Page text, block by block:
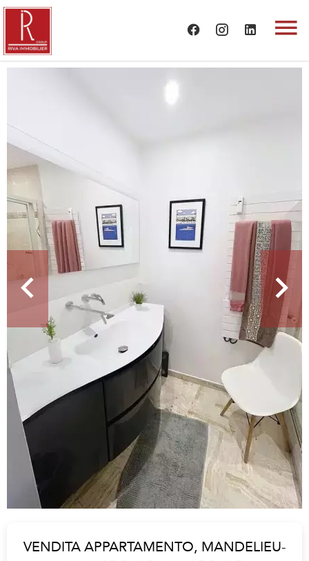
VENDITA APPARTAMENTO, MANDELIEU-